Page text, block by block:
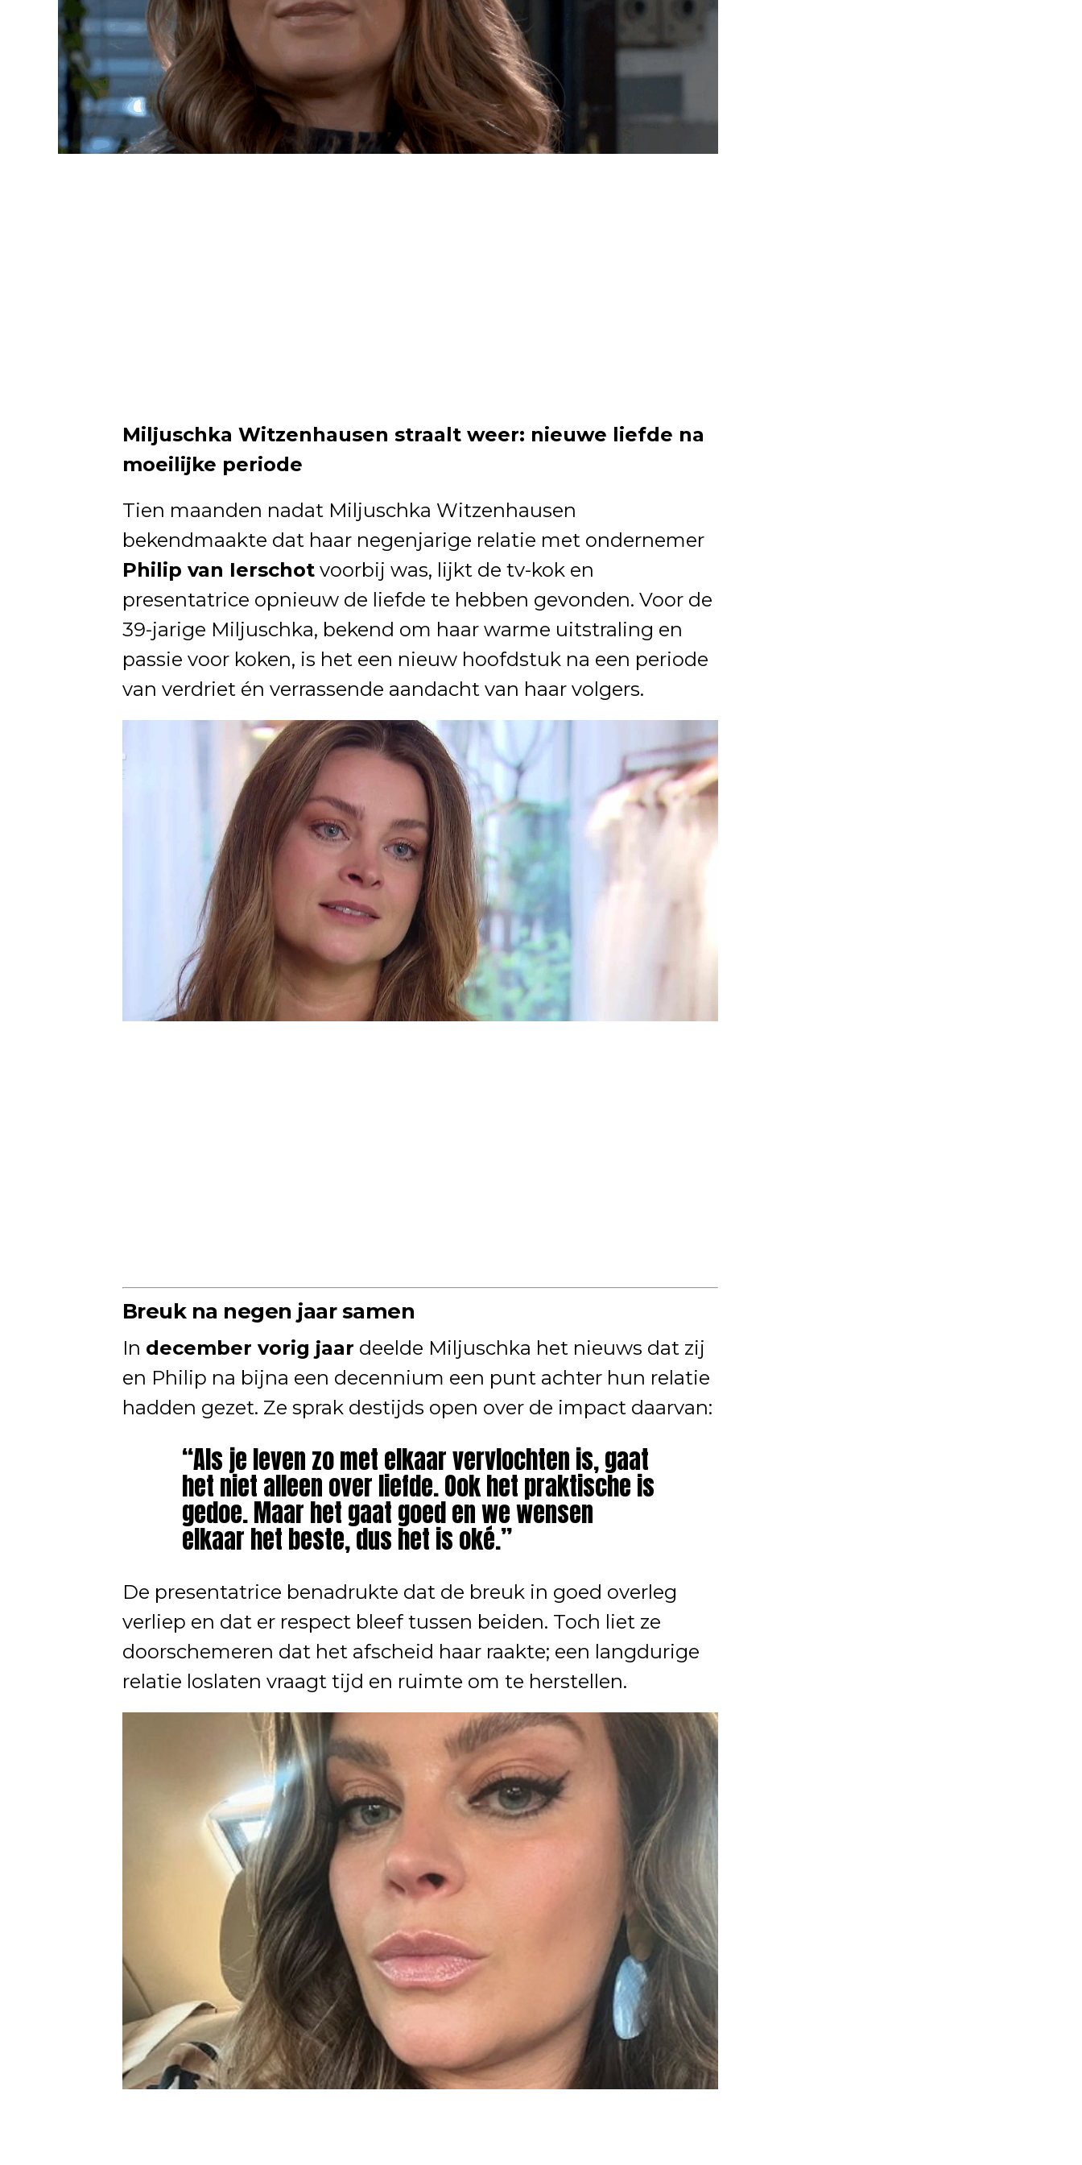
Miljuschka Witzenhausen straalt weer: nieuwe liefde na
moeilijke periode
Tien maanden nadat Miljuschka Witzenhausen
bekendmaakte dat haar negenjarige relatie met ondernemer
Philip van Ierschot voorbij was, lijkt de tv-kok en
presentatrice opnieuw de liefde te hebben gevonden. Voor de
39-jarige Miljuschka, bekend om haar warme uitstraling en
passie voor koken, is het een nieuw hoofdstuk na een periode
van verdriet én verrassende aandacht van haar volgers.
Breuk na negen jaar samen
In december vorig jaar deelde Miljuschka het nieuws dat zij
en Philip na bijna een decennium een punt achter hun relatie
hadden gezet. Ze sprak destijds open over de impact daarvan:
“Als je leven zo met elkaar vervlochten is, gaat
het niet alleen over liefde. Ook het praktische is
gedoe. Maar het gaat goed en we wensen
elkaar het beste, dus het is oké.”
De presentatrice benadrukte dat de breuk in goed overleg
verliep en dat er respect bleef tussen beiden. Toch liet ze
doorschemeren dat het afscheid haar raakte; een langdurige
relatie loslaten vraagt tijd en ruimte om te herstellen.